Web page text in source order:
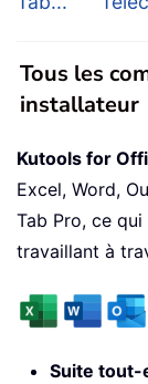
Tous les
installateur
Kutools for
Excel, Word,
Tab Pro, ce
travaillant à
Suite tout-